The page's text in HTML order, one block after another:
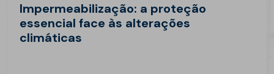
Impermeabilização: a proteção
essencial face às alterações
climáticas